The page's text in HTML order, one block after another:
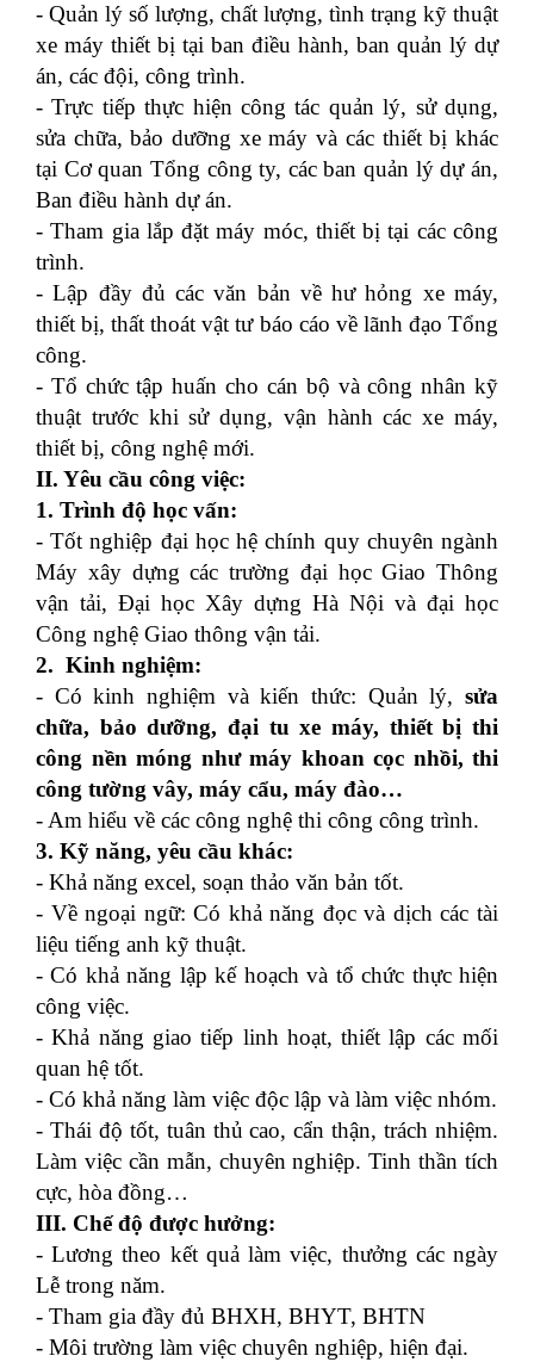
- Quản lý số lượng, chất lượng, tình trạng kỹ thuật
xe máy thiết bị tại ban điều hành, ban quản lý dự
án, các đội, công trình.
- Trực tiếp thực hiện công tác quản lý, sử dụng,
sửa chữa, bảo dưỡng xe máy và các thiết bị khác
tại Cơ quan Tổng công ty, các ban quản lý dự án,
Ban điều hành dự án.
- Tham gia lắp đặt máy móc, thiết bị tại các công
trình.
- Lập đầy đủ các văn bản về hư hỏng xe máy,
thiết bị, thất thoát vật tư báo cáo về lãnh đạo Tổng
công.
- Tổ chức tập huấn cho cán bộ và công nhân kỹ
thuật trước khi sử dụng, vận hành các xe máy,
thiết bị, công nghệ mới.
II. Yêu cầu công việc:
1. Trình độ học vấn:
- Tốt nghiệp đại học hệ chính quy chuyên ngành
Máy xây dựng các trường đại học Giao Thông
vận tải, Đại học Xây dựng Hà Nội và đại học
Công nghệ Giao thông vận tải.
2. Kinh nghiệm:
- Có kinh nghiệm và kiến thức: Quản lý, sửa
chữa, bảo dưỡng, đại tu xe máy, thiết bị thi
công nền móng như máy khoan cọc nhồi, thi
công tường vây, máy cẩu, máy đào…
- Am hiểu về các công nghệ thi công công trình.
3. Kỹ năng, yêu cầu khác:
- Khả năng excel, soạn thảo văn bản tốt.
- Về ngoại ngữ: Có khả năng đọc và dịch các tài
liệu tiếng anh kỹ thuật.
- Có khả năng lập kế hoạch và tổ chức thực hiện
công việc.
- Khả năng giao tiếp linh hoạt, thiết lập các mối
quan hệ tốt.
- Có khả năng làm việc độc lập và làm việc nhóm.
- Thái độ tốt, tuân thủ cao, cẩn thận, trách nhiệm.
Làm việc cần mẫn, chuyên nghiệp. Tinh thần tích
cực, hòa đồng…
III. Chế độ được hưởng:
- Lương theo kết quả làm việc, thưởng các ngày
Lễ trong năm.
- Tham gia đầy đủ BHXH, BHYT, BHTN
- Môi trường làm việc chuyên nghiệp, hiện đại.